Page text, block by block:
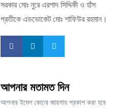
সরকার মোঃ নুরে এরশাদ সিদ্দিকী ও হাঁস
প্রতীকে এডভোকেট মোঃ শাফিউর রহমান।
আপনার মতামত দিন
আপনার ইমেল কোনো জায়গায় প্রকাশ করা হবে